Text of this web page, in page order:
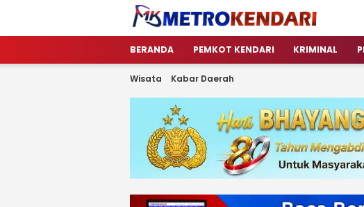
metrokendari
Berita Terkini Sulawesi Tenggara
BERANDA PEMKOT KENDARI KRIMINAL
Wisata Kabar Daerah